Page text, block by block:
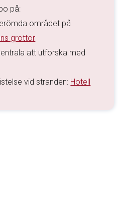
på:
området på
grottor
att utforska med
vid stranden: Hotell